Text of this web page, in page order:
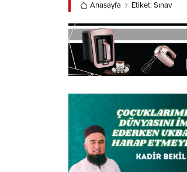
Anasayfa Etiket: Sınav